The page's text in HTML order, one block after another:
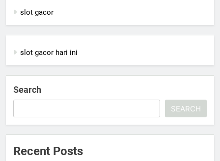
slot gacor
slot gacor hari ini
Search
SEARCH
Recent Posts